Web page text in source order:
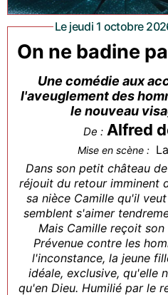
Le jeudi 1 octobre
On ne badine
Une comédie aux
l'aveuglement des
le nouveau
De : Alfred
Mise en scène :
Dans son petit château
réjouit du retour imminent
sa nièce Camille qu'il
semblent s'aimer
Mais Camille reçoit
Prévenue contre les
l'inconstance, la jeune
idéale, exclusive, qu'elle
qu'en Dieu. Humilié par le